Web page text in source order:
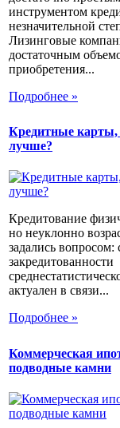
инструментом
незначительной
Лизинговые
достаточным
приобретения...
Подробнее »
Кредитные
лучше?
Кредитование
но неуклонно
задались вопросом:
закредитованности
актуален в связи...
Подробнее »
Коммерческая
подводные камни